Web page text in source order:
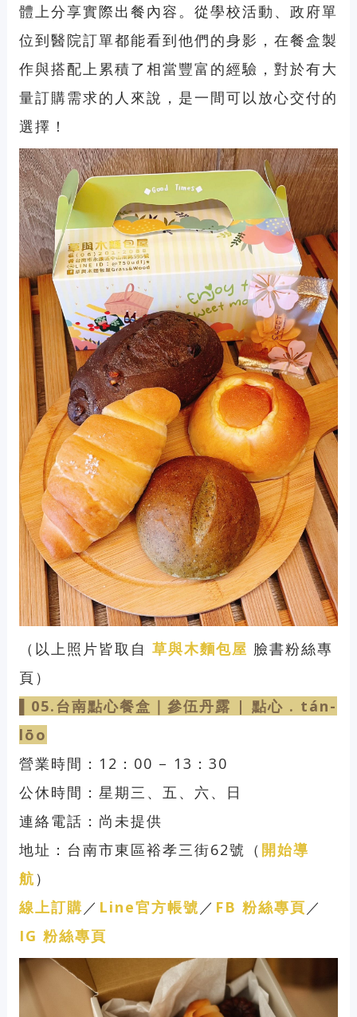
體上分享實際出餐內容。從學校活動、政府單
位到醫院訂單都能看到他們的身影，在餐盒製
作與搭配上累積了相當豐富的經驗，對於有大
量訂購需求的人來說，是一間可以放心交付的
選擇！
（以上照片皆取自 草與木麵包屋 臉書粉絲專
頁）
▌05.台南點心餐盒｜ 參伍丹露 | 點心 . tán-
lōo
營業時間：12：00 – 13：30
公休時間：星期三、五、六、日
連絡電話：尚未提供
地址：台南市東區裕孝三街62號（ 開始導
航 ）
線上訂購 ／ Line官方帳號 ／ FB 粉絲專頁 ／
IG 粉絲專頁